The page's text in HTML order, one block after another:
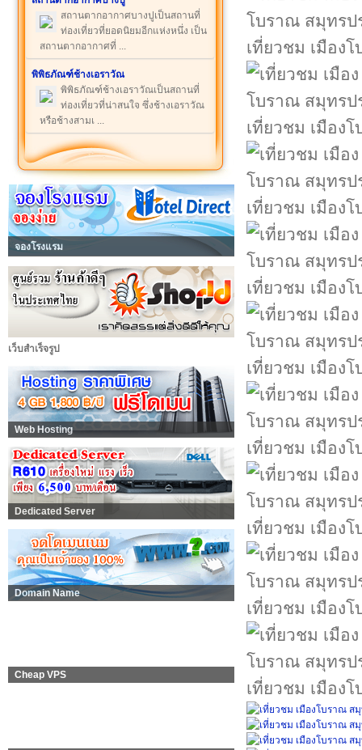
สถานตากอากาศบางปูเป็นสถานที่
ท่องเที่ยวที่ยอดนิยมอีกแห่งหนึ่ง เป็น
สถานตากอากาศที่ ...
พิพิธภัณฑ์ช้างเอราวัณ
พิพิธภัณฑ์ช้างเอราวัณเป็นสถานที่
ท่องเที่ยวที่น่าสนใจ ซึ่งช้างเอราวัณ
หรือช้างสามเ ...
จองโรงแรม
เว็บสำเร็จรูป
Web Hosting
Dedicated Server
Domain Name
Cheap VPS
เที่ยวชม เมือง
เที่ยวชม เมือง
เที่ยวชม เมือง
เที่ยวชม เมือง
เที่ยวชม เมือง
เที่ยวชม เมือง
เที่ยวชม เมือง
เที่ยวชม เมือง
เที่ยวชม เมือง